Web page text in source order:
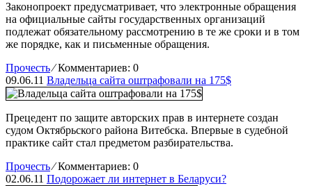
Законопроект предусматривает, что электронные обращения
на официальные сайты государственных организаций
подлежат обязательному рассмотрению в те же сроки и в том
же порядке, как и письменные обращения.
Прочесть ⁄Комментариев: 0
09.06.11 Владельца сайта оштрафовали на 175$
Прецедент по защите авторских прав в интернете создан
судом Октябрьского района Витебска. Впервые в судебной
практике сайт стал предметом разбирательства.
Прочесть ⁄Комментариев: 0
02.06.11 Подорожает ли интернет в Беларуси?